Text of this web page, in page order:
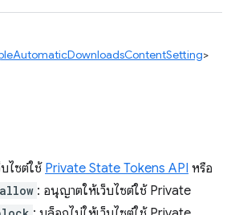
>
ไซต์ใช้ Private State Tokens API หรือ
allow : อนุญาตให้เว็บไซต์ใช้ Private